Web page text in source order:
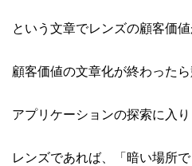
という文章でレンズの顧客価値
顧客価値の文章化が終わった
アプリケーションの探索に入り
レンズであれば、「暗い場所